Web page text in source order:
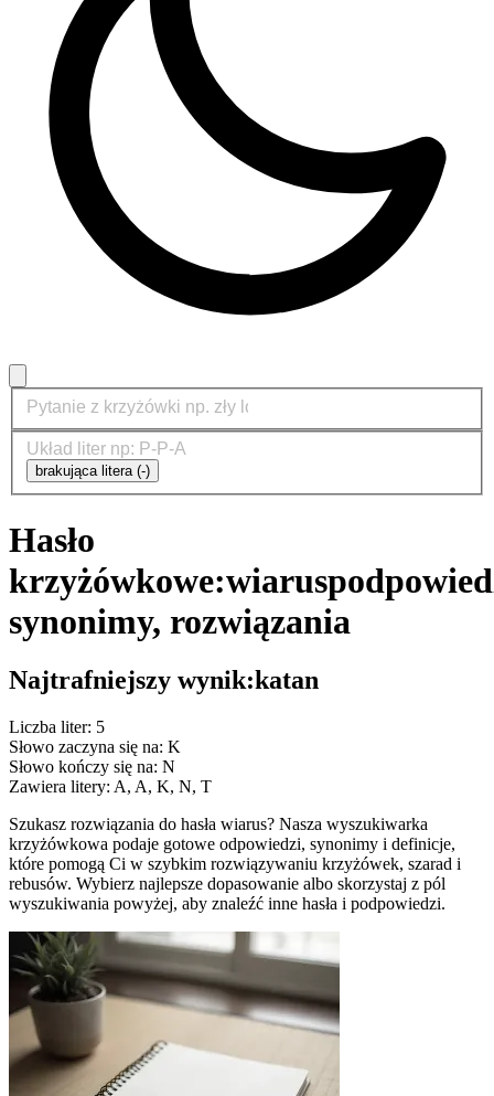
brakująca litera (-)
Hasło
krzyżówkowe:wiarus
synonimy, rozwiązania
Najtrafniejszy wynik:katan
Liczba liter: 5
Słowo zaczyna się na: K
Słowo kończy się na: N
Zawiera litery: A, A, K, N, T
Szukasz rozwiązania do hasła wiarus? Nasza wyszukiwarka
krzyżówkowa podaje gotowe odpowiedzi, synonimy i definicje,
które pomogą Ci w szybkim rozwiązywaniu krzyżówek, szarad i
rebusów. Wybierz najlepsze dopasowanie albo skorzystaj z pól
wyszukiwania powyżej, aby znaleźć inne hasła i podpowiedzi.